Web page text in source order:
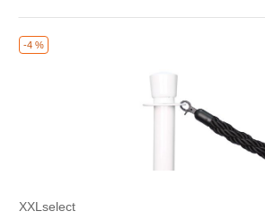
-4 %
XXLselect